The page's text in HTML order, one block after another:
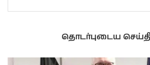
தொடர்புடைய